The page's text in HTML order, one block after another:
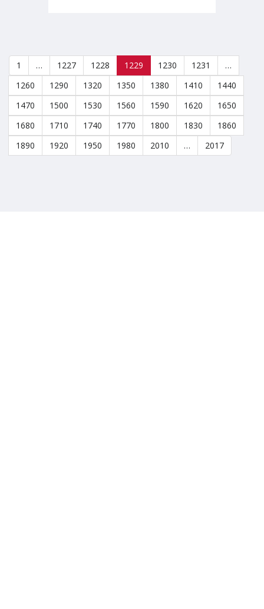
1 … 1227 1228 1229 1230 1231
…
1260
1290 1320 1350 1380 1410
1440
1470
1500 1530 1560 1590 1620
1650
1680
1710 1740 1770 1800 1830
1860
1890
1920 1950 1980 2010 … 2017